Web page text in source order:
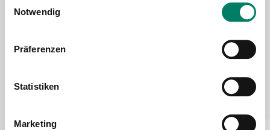
Notwendig
Präferenzen
Statistiken
Marketing
Declaration on accessibility
Feedback on accessibility